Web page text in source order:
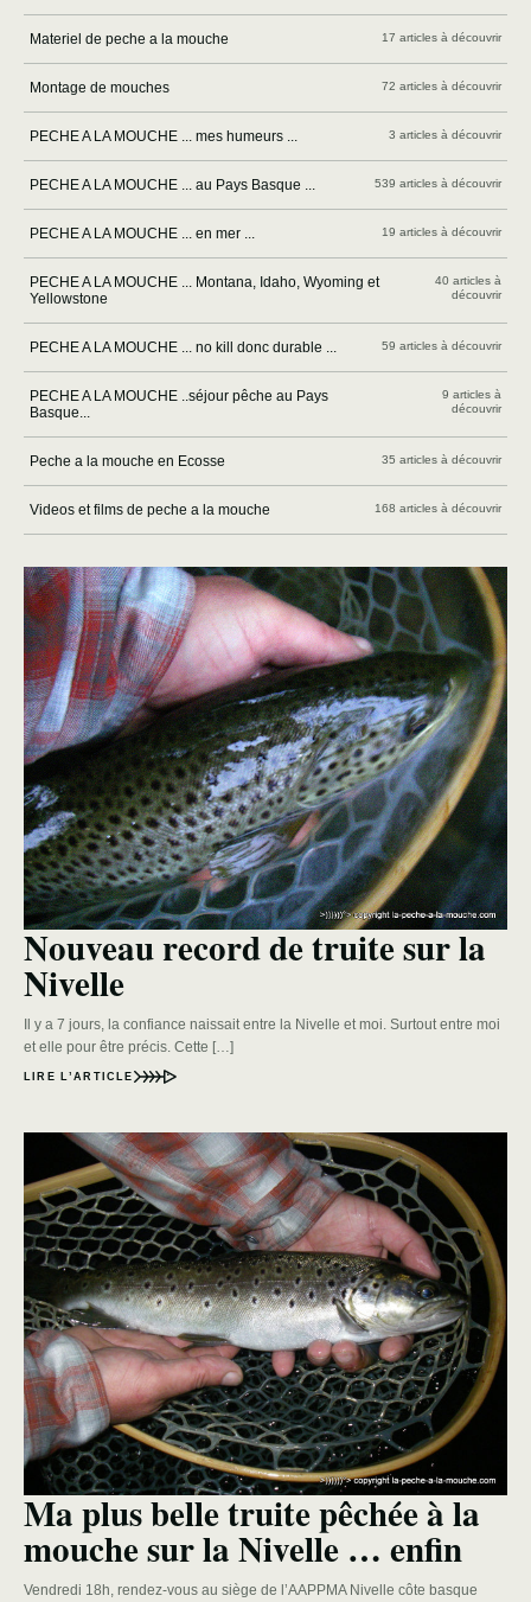
Materiel de peche a la mouche 17 articles à découvrir
Montage de mouches 72 articles à découvrir
PECHE A LA MOUCHE ... mes humeurs ... 3 articles à découvrir
PECHE A LA MOUCHE ... au Pays Basque ... 539 articles à découvrir
PECHE A LA MOUCHE ... en mer ... 19 articles à découvrir
PECHE A LA MOUCHE ... Montana, Idaho, Wyoming et
Yellowstone
40 articles à
découvrir
PECHE A LA MOUCHE ... no kill donc durable ... 59 articles à découvrir
PECHE A LA MOUCHE ..séjour pêche au Pays
Basque...
9 articles à
découvrir
Peche a la mouche en Ecosse 35 articles à découvrir
Videos et films de peche a la mouche 168 articles à découvrir
Nouveau record de truite sur la
Nivelle
Il y a 7 jours, la confiance naissait entre la Nivelle et moi. Surtout entre moi
et elle pour être précis. Cette […]
LIRE L’ARTICLE
Ma plus belle truite pêchée à la
mouche sur la Nivelle … enfin
Vendredi 18h, rendez-vous au siège de l’AAPPMA Nivelle côte basque